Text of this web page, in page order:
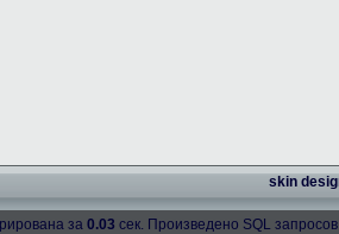
skin
за 0.03 сек. Произведено SQL